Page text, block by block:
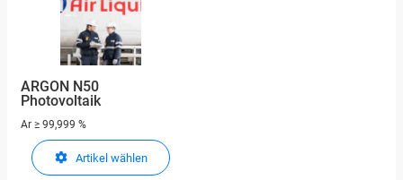
ARGON N50
Photovoltaik
Ar ≥ 99,999 %
Artikel wählen